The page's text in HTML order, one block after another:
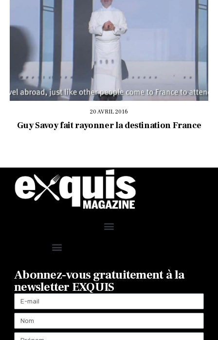
20 AVRIL 2016
Guy Savoy fait rayonner la destination France
Abonnez-vous gratuitement à la
newsletter EXQUIS